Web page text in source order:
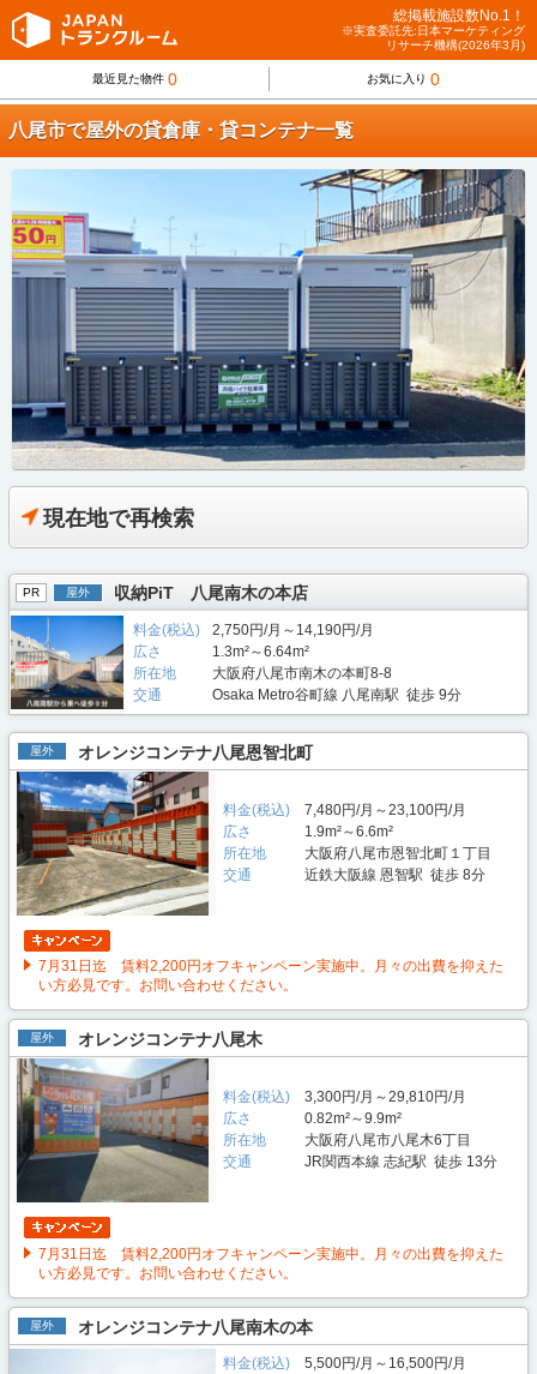
総掲載施設数No.1！
※実査委託先:日本マーケティング
リサーチ機構(2026年3月)
最近見た物件 0 お気に入り 0
八尾市で屋外の貸倉庫・貸コンテナ一覧
現在地で再検索
PR 屋外 収納PiT 八尾南木の本店
料金(税込)
2,750円/月～14,190円/月
広さ
1.3m²～6.64m²
所在地
大阪府八尾市南木の本町8-8
交通
Osaka Metro谷町線 八尾南駅 徒歩 9分
屋外 オレンジコンテナ八尾恩智北町
料金(税込)
7,480円/月～23,100円/月
広さ
1.9m²～6.6m²
所在地
大阪府八尾市恩智北町１丁目
交通
近鉄大阪線 恩智駅 徒歩 8分
7月31日迄 賃料2,200円オフキャンペーン実施中。月々の出費を抑えた
い方必見です。お問い合わせください。
屋外 オレンジコンテナ八尾木
料金(税込)
3,300円/月～29,810円/月
広さ
0.82m²～9.9m²
所在地
大阪府八尾市八尾木6丁目
交通
JR関西本線 志紀駅 徒歩 13分
7月31日迄 賃料2,200円オフキャンペーン実施中。月々の出費を抑えた
い方必見です。お問い合わせください。
屋外 オレンジコンテナ八尾南木の本
料金(税込)
5,500円/月～16,500円/月